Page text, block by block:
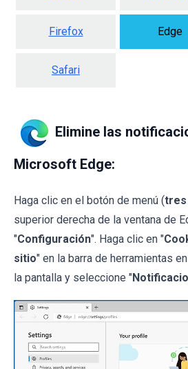
Firefox Edge
Safari
Elimine las
Microsoft Edge:
Haga clic en el botón de menú (tres
superior derecha de la ventana de
"Configuración". Haga clic en "
sitio" en la barra de herramientas
la pantalla y seleccione "